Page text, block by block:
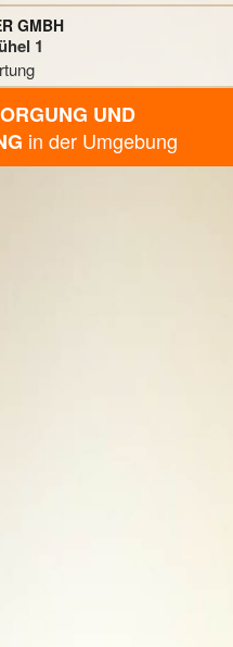
GMBH
1
UND
in der Umgebung